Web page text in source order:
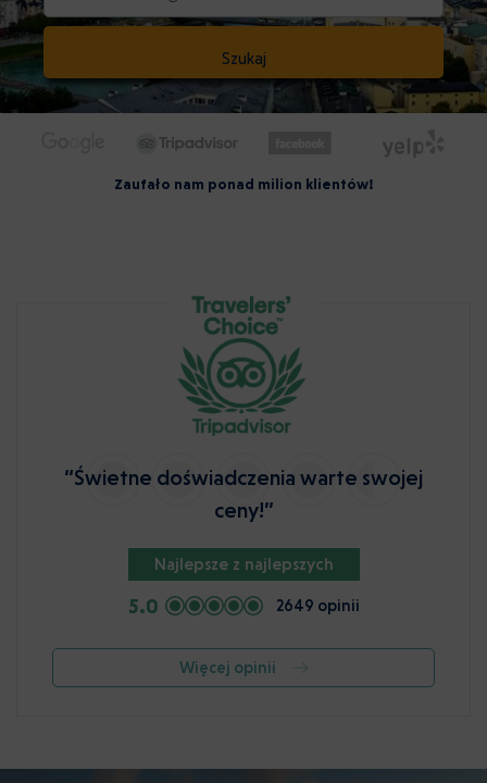
Szukaj
Zaufało nam ponad milion klientów!
“Świetne doświadczenia warte swojej
ceny!”
Najlepsze z najlepszych
5.0 2649 opinii
Więcej opinii